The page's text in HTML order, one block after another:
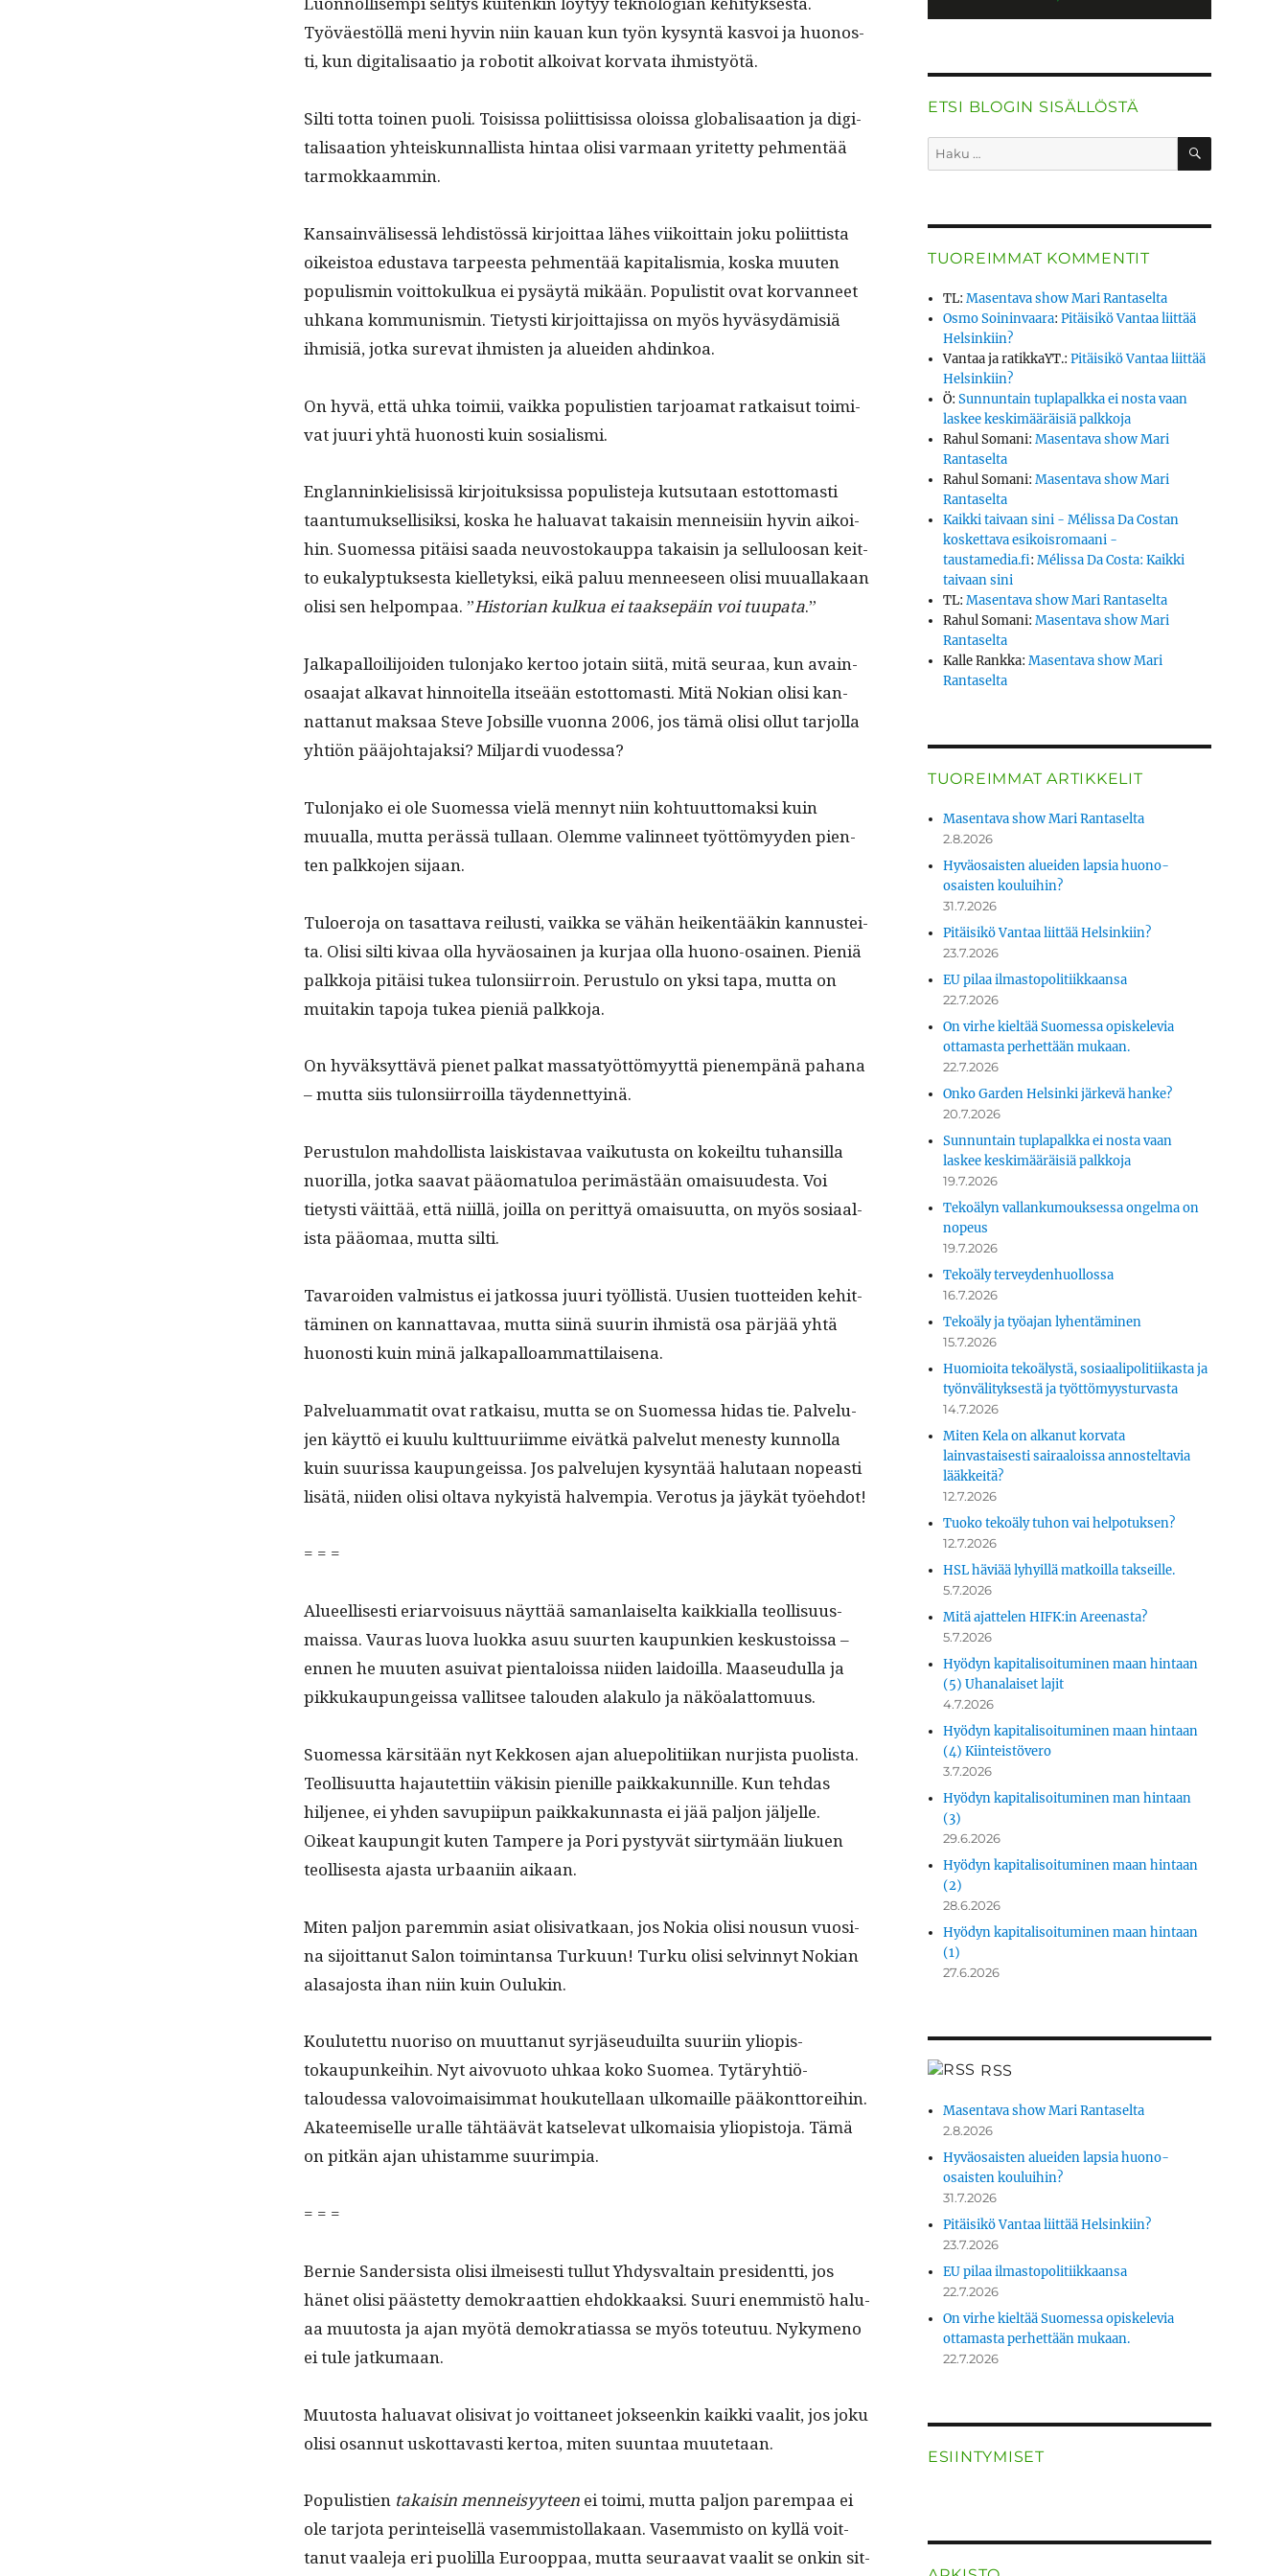
Työväestöl­lä meni hyvin niin kauan kun työn kysyn­tä kasvoi ja huonos­
ti, kun dig­i­tal­isaa­tio ja robot­it alkoi­vat kor­va­ta ihmistyötä.
Silti tot­ta toinen puoli. Toi­sis­sa poli­it­ti­sis­sa olois­sa glob­al­isaa­tion ja dig­i­
tal­isaa­tion yhteiskun­nal­lista hin­taa olisi var­maan yritet­ty pehmen­tää
tarmokkaammin.
Kan­sain­välisessä lehdis­tössä kir­joit­taa läh­es viikoit­tain joku poli­it­tista
oikeis­toa edus­ta­va tarpeesta pehmen­tää kap­i­tal­is­mia, kos­ka muuten
pop­ulis­min voit­tokulkua ei pysäytä mikään. Pop­ulis­tit ovat kor­van­neet
uhkana kom­mu­nis­min. Tietysti kir­joit­ta­jis­sa on myös hyväsy­dämisiä
ihmisiä, jot­ka sure­vat ihmis­ten ja aluei­den ahdinkoa.
On hyvä, että uhka toimii, vaik­ka pop­ulistien tar­joa­mat ratkaisut toimi­
vat juuri yhtä huonos­ti kuin sosialismi.
Englan­ninkieli­sis­sä kir­joituk­sis­sa pop­ulis­te­ja kut­su­taan estot­tomasti
taan­tu­muk­sel­lisik­si, kos­ka he halu­a­vat takaisin men­neisi­in hyvin aikoi­
hin. Suomes­sa pitäisi saa­da neu­vos­tokaup­pa takaisin ja sel­l­u­loosan keit­
to euka­lyp­tuk­ses­ta kiel­letyk­si, eikä paluu men­neeseen olisi muual­lakaan
olisi sen helpom­paa. ”His­to­ri­an kulkua ei taak­sepäin voi tuu­pa­ta.”
Jalka­pal­loil­i­joiden tulon­jako ker­too jotain siitä, mitä seu­raa, kun avain­
osaa­jat alka­vat hin­noitel­la itseään estot­tomasti. Mitä Nokian olisi kan­
nat­tanut mak­saa Steve Job­sille vuon­na 2006, jos tämä olisi ollut tar­jol­la
yhtiön pääjo­hta­jak­si? Mil­jar­di vuodessa?
Tulon­jako ei ole Suomes­sa vielä men­nyt niin kohtu­ut­tomak­si kuin
muual­la, mut­ta perässä tul­laan. Olemme valin­neet työt­tömyy­den pien­
ten palkko­jen sijaan.
Tulo­ero­ja on tasat­ta­va reilusti, vaik­ka se vähän heiken­tääkin kan­nustei­
ta. Olisi silti kivaa olla hyväo­sainen ja kur­jaa olla huono-osainen. Pieniä
palkko­ja pitäisi tukea tulon­si­ir­roin. Perus­tu­lo on yksi tapa, mut­ta on
muitakin tapo­ja tukea pieniä palkkoja.
On hyväksyt­tävä pienet palkat mas­satyöt­tömyyt­tä pienem­pänä pahana
– mut­ta siis tulon­si­ir­roil­la täydennettyinä.
Perus­tu­lon mah­dol­lista laiskistavaa vaiku­tus­ta on kokeil­tu tuhan­sil­la
nuo­ril­la, jot­ka saa­vat pääo­mat­u­loa per­imästään omaisu­ud­es­ta. Voi
tietysti väit­tää, että niil­lä, joil­la on perit­tyä omaisu­ut­ta, on myös sosi­aal­
ista pääo­maa, mut­ta silti.
Tavaroiden valmis­tus ei jatkos­sa juuri työl­listä. Uusien tuot­tei­den kehit­
tämi­nen on kan­nat­tavaa, mut­ta siinä suurin ihmistä osa pär­jää yhtä
huonos­ti kuin minä jalkapalloammattilaisena.
Palvelu­am­matit ovat ratkaisu, mut­ta se on Suomes­sa hidas tie. Palvelu­
jen käyt­tö ei kuu­lu kult­tuuri­imme eivätkä palve­lut men­esty kun­nol­la
kuin suuris­sa kaupungeis­sa. Jos palvelu­jen kysyn­tää halu­taan nopeasti
lisätä, niiden olisi olta­va nyky­istä halvem­pia. Vero­tus ja jäykät työehdot!
= = =
Alueel­lis­es­ti eri­ar­voisu­us näyt­tää saman­laiselta kaikkial­la teol­lisu­us­
mais­sa. Vauras luo­va luok­ka asuu suurten kaupunkien keskus­tois­sa –
ennen he muuten asui­v­at pien­talois­sa niiden laidoil­la. Maaseudul­la ja
pikkukaupungeis­sa val­lit­see talouden alaku­lo ja näköalattomuus.
Suomes­sa kär­sitään nyt Kekkosen ajan alue­poli­ti­ikan nur­jista puolista.
Teol­lisu­ut­ta hajautet­ti­in väk­isin pie­nille paikkakun­nille. Kun tehdas
hilje­nee, ei yhden savupi­ipun paikkakun­nas­ta ei jää paljon jäl­jelle.
Oikeat kaupun­git kuten Tam­pere ja Pori pystyvät siir­tymään liukuen
teol­lis­es­ta ajas­ta urbaani­in aikaan.
Miten paljon parem­min asi­at oli­si­vatkaan, jos Nokia olisi nousun vuosi­
na sijoit­tanut Salon toim­intansa Turku­un! Turku olisi selvin­nyt Nokian
alasajos­ta ihan niin kuin Oulukin.
Koulutet­tu nuoriso on muut­tanut syr­jäseuduil­ta suuri­in yliopis­
tokaupunkei­hin. Nyt aivovuo­to uhkaa koko Suomea. Tytäry­htiö­
taloudessa val­ovoimaisim­mat houkutel­laan ulko­maille pääkont­tor­ei­hin.
Aka­teemiselle uralle tähtäävät kat­se­l­e­vat ulko­maisia yliopis­to­ja. Tämä
on pitkän ajan uhis­tamme suurimpia.
= = =
Bernie Sander­sista olisi ilmeis­es­ti tul­lut Yhdys­val­tain pres­i­dent­ti, jos
hänet olisi päästet­ty demokraat­tien ehdokkaak­si. Suuri enem­mistö halu­
aa muu­tos­ta ja ajan myötä demokra­ti­as­sa se myös toteu­tuu. Nyky­meno
ei tule jatkumaan.
Muu­tos­ta halu­a­vat oli­si­vat jo voit­ta­neet jok­seenkin kaik­ki vaalit, jos joku
olisi osan­nut uskot­tavasti ker­toa, miten suun­taa muutetaan.
Pop­ulistien takaisin men­neisyy­teenei toi­mi, mut­ta paljon parem­paa ei
ole tar­jo­ta per­in­teisel­lä vasem­mis­tol­lakaan. Vasem­mis­to on kyl­lä voit­
tanut vaale­ja eri puo­lil­la Euroop­paa, mut­ta seu­raa­vat vaalit se onkin sit­
ETSI BLOGIN SISÄLLÖSTÄ
Etsi: HAKU
TUOREIMMAT KOMMENTIT
TL:Masentava show Mari Rantaselta
Osmo Soininvaara:Pitäisikö Vantaa liittää
Helsinkiin?
Vantaa ja ratikkaYT.:Pitäisikö Vantaa liittää
Helsinkiin?
Ö:Sunnuntain tuplapalkka ei nosta vaan
laskee keskimääräisiä palkkoja
Rahul Somani:Masentava show Mari
Rantaselta
Rahul Somani:Masentava show Mari
Rantaselta
Kaikki taivaan sini - Mélissa Da Costan
koskettava esikoisromaani -
taustamedia.fi:Mélissa Da Costa: Kaikki
taivaan sini
TL:Masentava show Mari Rantaselta
Rahul Somani:Masentava show Mari
Rantaselta
Kalle Rankka:Masentava show Mari
Rantaselta
TUOREIMMAT ARTIKKELIT
Masentava show Mari Rantaselta
2.8.2026
Hyväosaisten alueiden lapsia huono-
osaisten kouluihin?
31.7.2026
Pitäisikö Vantaa liittää Helsinkiin?
23.7.2026
EU pilaa ilmastopolitiikkaansa
22.7.2026
On virhe kieltää Suomessa opiskelevia
ottamasta perhettään mukaan.
22.7.2026
Onko Garden Helsinki järkevä hanke?
20.7.2026
Sunnuntain tuplapalkka ei nosta vaan
laskee keskimääräisiä palkkoja
19.7.2026
Tekoälyn vallankumouksessa ongelma on
nopeus
19.7.2026
Tekoäly terveydenhuollossa
16.7.2026
Tekoäly ja työajan lyhentäminen
15.7.2026
Huomioita tekoälystä, sosiaalipolitiikasta ja
työnvälityksestä ja työttömyysturvasta
14.7.2026
Miten Kela on alkanut korvata
lainvastaisesti sairaaloissa annosteltavia
lääkkeitä?
12.7.2026
Tuoko tekoäly tuhon vai helpotuksen?
12.7.2026
HSL häviää lyhyillä matkoilla takseille.
5.7.2026
Mitä ajattelen HIFK:in Areenasta?
5.7.2026
Hyödyn kapitalisoituminen maan hintaan
(5) Uhanalaiset lajit
4.7.2026
Hyödyn kapitalisoituminen maan hintaan
(4) Kiinteistövero
3.7.2026
Hyödyn kapitalisoituminen man hintaan
(3)
29.6.2026
Hyödyn kapitalisoituminen maan hintaan
(2)
28.6.2026
Hyödyn kapitalisoituminen maan hintaan
(1)
27.6.2026
RSS
Masentava show Mari Rantaselta
2.8.2026
Hyväosaisten alueiden lapsia huono-
osaisten kouluihin?
31.7.2026
Pitäisikö Vantaa liittää Helsinkiin?
23.7.2026
EU pilaa ilmastopolitiikkaansa
22.7.2026
On virhe kieltää Suomessa opiskelevia
ottamasta perhettään mukaan.
22.7.2026
ESIINTYMISET